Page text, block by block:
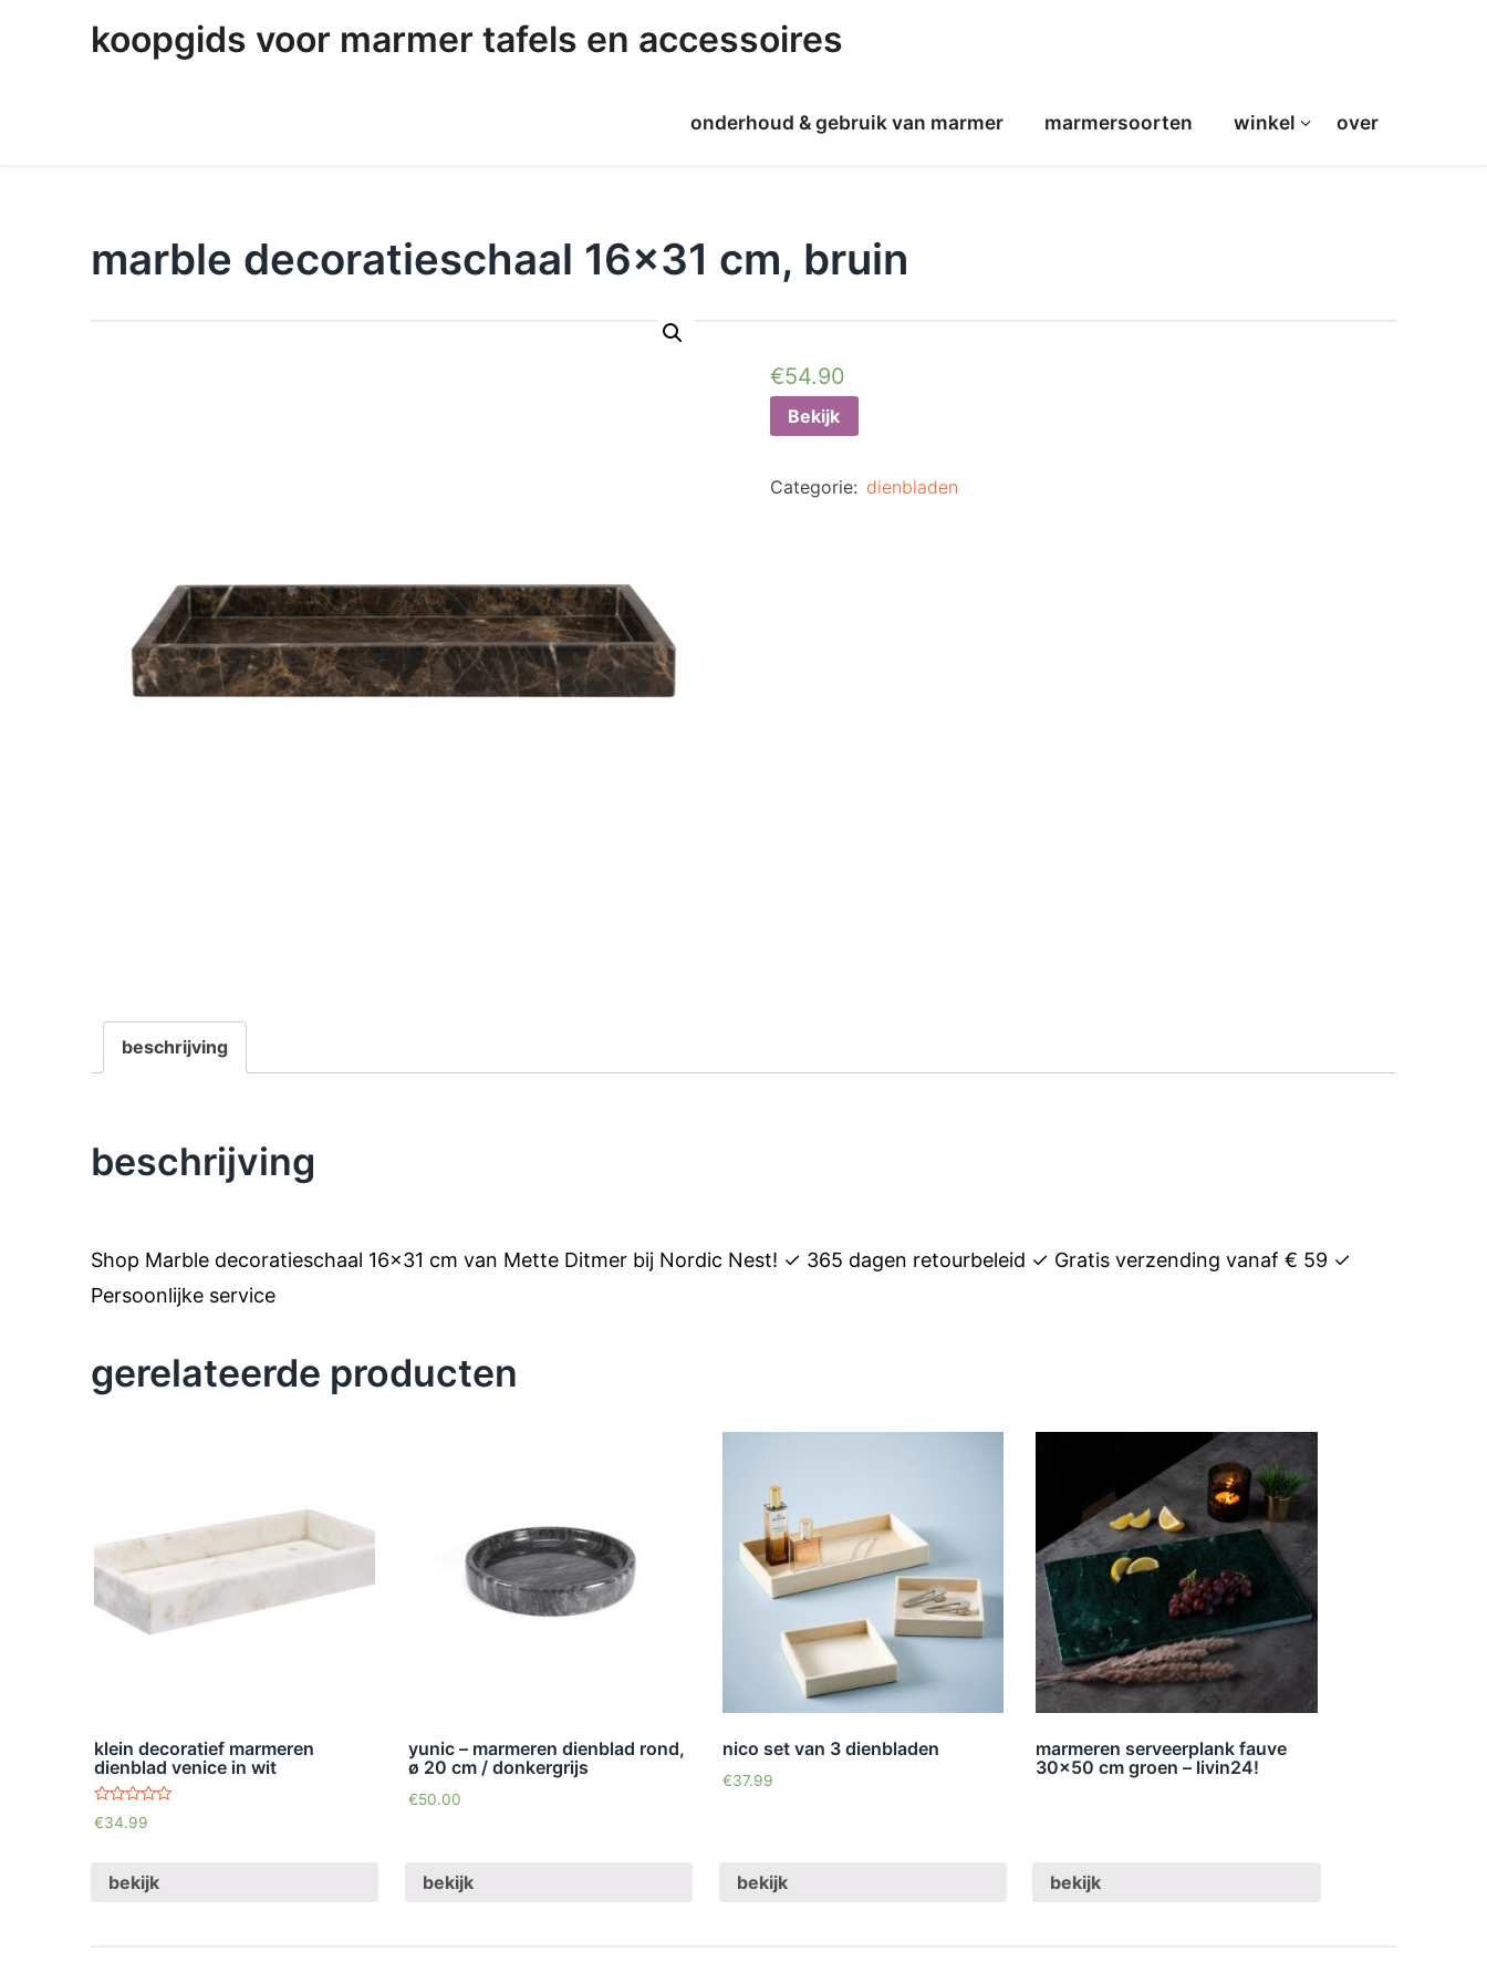
koopgids voor marmer tafels en accessoires
onderhoud & gebruik van marmer marmersoorten winkel over
marble decoratieschaal 16×31 cm, bruin
€54.90
Bekijk
Categorie: dienbladen
beschrijving
beschrijving
Shop Marble decoratieschaal 16×31 cm van Mette Ditmer bij Nordic Nest! ✓ 365 dagen retourbeleid ✓ Gratis verzending vanaf € 59 ✓
Persoonlijke service
gerelateerde producten
klein decoratief marmeren
dienblad venice in wit
waardering
4.78
€34.99
bekijk
yunic – marmeren dienblad rond,
ø 20 cm / donkergrijs
€50.00
bekijk
nico set van 3 dienbladen
€37.99
bekijk
marmeren serveerplank fauve
30×50 cm groen – livin24!
bekijk